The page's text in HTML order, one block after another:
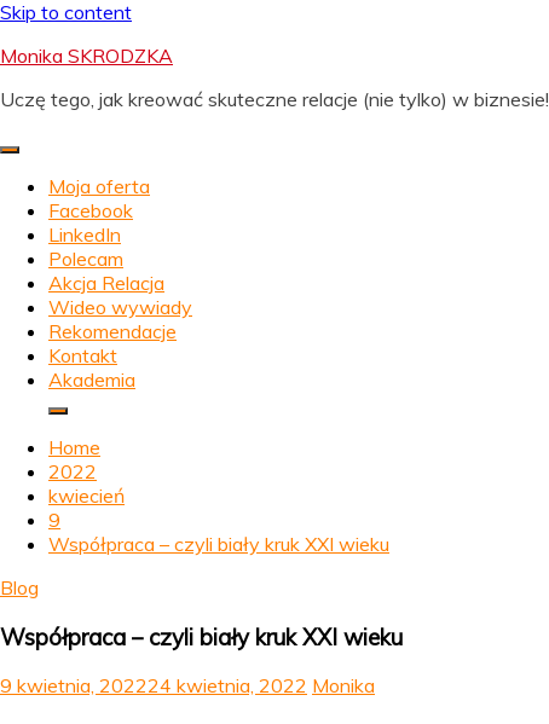
Skip to content
Monika SKRODZKA
Uczę tego, jak kreować skuteczne relacje (nie tylko) w biznesie!
Moja oferta
Facebook
LinkedIn
Polecam
Akcja Relacja
Wideo wywiady
Rekomendacje
Kontakt
Akademia
Home
2022
kwiecień
9
Współpraca – czyli biały kruk XXI wieku
Blog
Współpraca – czyli biały kruk XXI wieku
9 kwietnia, 202224 kwietnia, 2022 Monika